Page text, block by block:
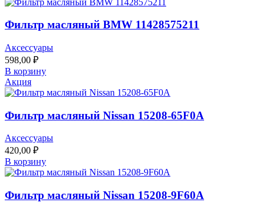
Фильтр масляный BMW 11428575211
Аксессуары
598,00 ₽
В корзину
Акция
Фильтр масляный Nissan 15208-65F0A
Аксессуары
420,00 ₽
В корзину
Фильтр масляный Nissan 15208-9F60A